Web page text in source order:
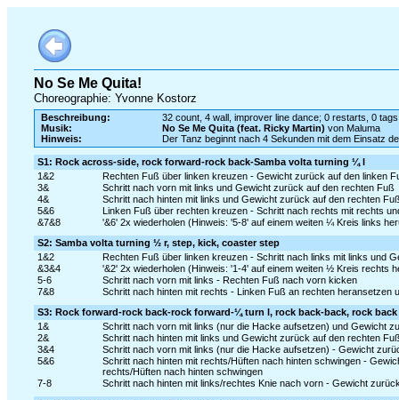
No Se Me Quita!
Choreographie: Yvonne Kostorz
Beschreibung:
32 count, 4 wall, improver line dance; 0 restarts, 0 tags
Musik:
No Se Me Quita (feat. Ricky Martin) von Maluma
Hinweis:
Der Tanz beginnt nach 4 Sekunden mit dem Einsatz
S1: Rock across-side, rock forward-rock back-Samba volta turning ¼ l
1&2
Rechten Fuß über linken kreuzen - Gewicht zurück auf den linken
3&
Schritt nach vorn mit links und Gewicht zurück auf den rechten Fuß
4&
Schritt nach hinten mit links und Gewicht zurück auf den rechten
5&6
Linken Fuß über rechten kreuzen - Schritt nach rechts mit rechts
&7&8
'&6' 2x wiederholen (Hinweis: '5-8' auf einem weiten ¼ Kreis links
S2: Samba volta turning ½ r, step, kick, coaster step
1&2
Rechten Fuß über linken kreuzen - Schritt nach links mit links und
&3&4
'&2' 2x wiederholen (Hinweis: '1-4' auf einem weiten ½ Kreis rechts
5-6
Schritt nach vorn mit links - Rechten Fuß nach vorn kicken
7&8
Schritt nach hinten mit rechts - Linken Fuß an rechten heransetzen
S3: Rock forward-rock back-rock forward-¼ turn l, rock back-back, rock back
1&
Schritt nach vorn mit links (nur die Hacke aufsetzen) und Gewicht
2&
Schritt nach hinten mit links und Gewicht zurück auf den rechten
3&4
Schritt nach vorn mit links (nur die Hacke aufsetzen) - Gewicht
5&6
Schritt nach hinten mit rechts/Hüften nach hinten schwingen -
rechts/Hüften nach hinten schwingen
7-8
Schritt nach hinten mit links/rechtes Knie nach vorn - Gewicht